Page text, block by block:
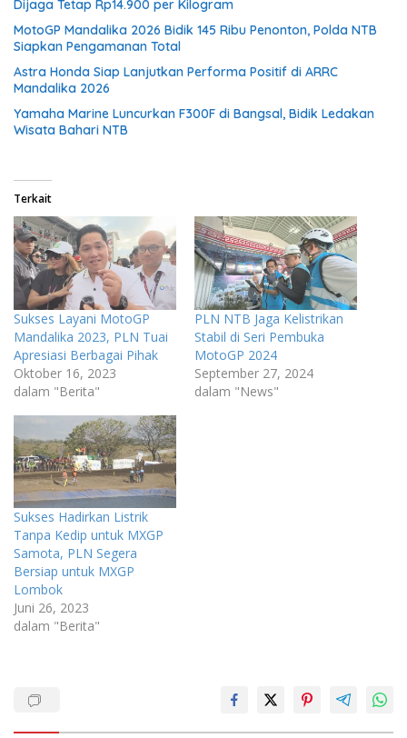
Dijaga Tetap Rp14.900 per Kilogram
MotoGP Mandalika 2026 Bidik 145 Ribu Penonton, Polda NTB
Siapkan Pengamanan Total
Astra Honda Siap Lanjutkan Performa Positif di ARRC
Mandalika 2026
Yamaha Marine Luncurkan F300F di Bangsal, Bidik Ledakan
Wisata Bahari NTB
Terkait
Sukses Layani MotoGP
Mandalika 2023, PLN Tuai
Apresiasi Berbagai Pihak
Oktober 16, 2023
dalam "Berita"
PLN NTB Jaga Kelistrikan
Stabil di Seri Pembuka
MotoGP 2024
September 27, 2024
dalam "News"
Sukses Hadirkan Listrik
Tanpa Kedip untuk MXGP
Samota, PLN Segera
Bersiap untuk MXGP
Lombok
Juni 26, 2023
dalam "Berita"